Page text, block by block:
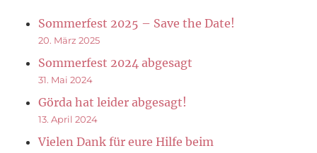
Sommerfest 2025 – Save the Date!
20. März 2025
Sommerfest 2024 abgesagt
31. Mai 2024
Görda hat leider abgesagt!
13. April 2024
Vielen Dank für eure Hilfe beim